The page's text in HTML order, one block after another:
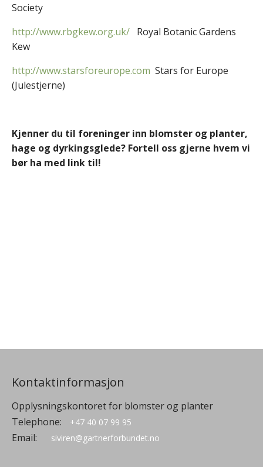
Society
http://www.rbgkew.org.uk/ Royal Botanic Gardens
Kew
http://www.starsforeurope.com Stars for Europe
(Julestjerne)
Kjenner du til foreninger inn blomster og planter,
hage og dyrkingsglede? Fortell oss gjerne hvem vi
bør ha med link til!
Kontaktinformasjon
Opplysningskontoret for blomster og planter
Telephone:
+47 40 07 99 95
Email: siviren@gartnerforbundet.no